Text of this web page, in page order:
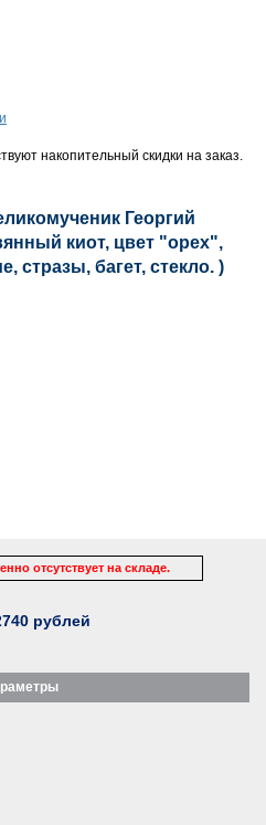
накопительный скидки на заказ.
Георгий
киот, цвет "орех",
стразы, багет, стекло. )
отсутствует на складе.
рублей